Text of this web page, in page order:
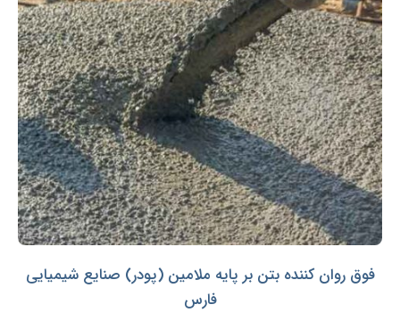
فوق روان کننده بتن بر پایه ملامین (پودر) صنایع شیمیایی
فارس